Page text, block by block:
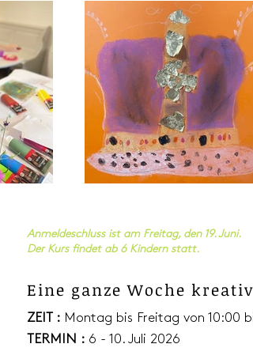
Anmeldeschluss ist am Freitag, den 19. Juni.
Der Kurs findet ab 6 Kindern statt.
Eine ganze Woche
ZEIT : Montag bis Freitag von 10:00
TERMIN : 6 - 10. Juli 2026